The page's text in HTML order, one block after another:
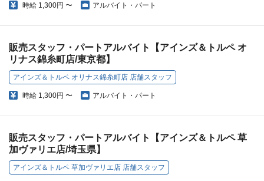
時給 1,300円 〜 アルバイト・パート
販売スタッフ・パートアルバイト【アインズ＆トルペ オ
リナス錦糸町店/東京都】
アインズ＆トルペ オリナス錦糸町店 店舗スタッフ
時給 1,300円 〜 アルバイト・パート
販売スタッフ・パートアルバイト【アインズ＆トルペ 草
加ヴァリエ店/埼玉県】
アインズ＆トルペ 草加ヴァリエ店 店舗スタッフ